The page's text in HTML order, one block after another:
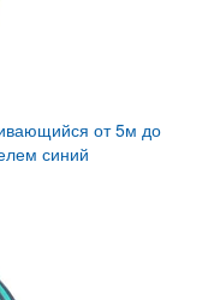
от 5м до
синий